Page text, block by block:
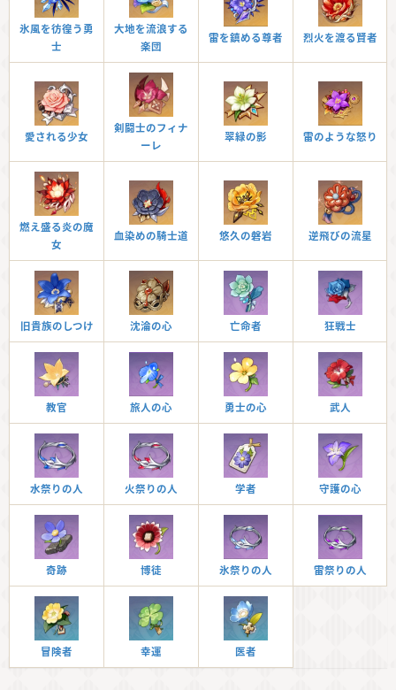
氷風を彷徨う勇
士
大地を流浪する
楽団
雷を鎮める尊者 烈火を渡る賢者
愛される少女
剣闘士のフィナ
ーレ
翠緑の影 雷のような怒り
燃え盛る炎の魔
女
血染めの騎士道 悠久の磐岩 逆飛びの流星
旧貴族のしつけ 沈淪の心 亡命者 狂戦士
教官 旅人の心 勇士の心 武人
水祭りの人 火祭りの人 学者 守護の心
奇跡 博徒 氷祭りの人 雷祭りの人
冒険者 幸運 医者